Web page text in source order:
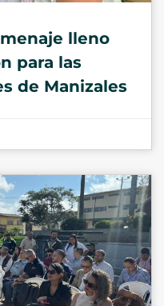
lleno
para las
de Manizales